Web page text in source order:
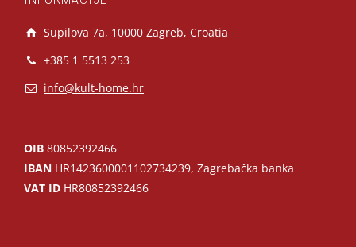
Supilova 7a, 10000 Zagreb, Croatia
+385 1 5513 253
info@kult-home.hr
OIB 80852392466
IBAN HR1423600001102734239, Zagrebačka banka
VAT ID HR80852392466